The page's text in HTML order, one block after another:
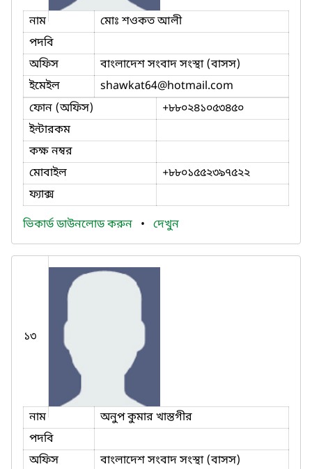
নাম
মোঃ শওকত আলী
পদবি
অফিস
বাংলাদেশ সংবাদ সংস্থা (বাসস)
ইমেইল
shawkat64@hotmail.com
ফোন (অফিস)
+৮৮০২৪১০৫৩৪৫০
ইন্টারকম
কক্ষ নম্বর
মোবাইল
+৮৮০১৫৫২৩৯৭৫২২
ফ্যাক্স
ভিকার্ড ডাউনলোড করুন • দেখুন
১৩
নাম
অনুপ কুমার খাস্তগীর
পদবি
অফিস
বাংলাদেশ সংবাদ সংস্থা (বাসস)